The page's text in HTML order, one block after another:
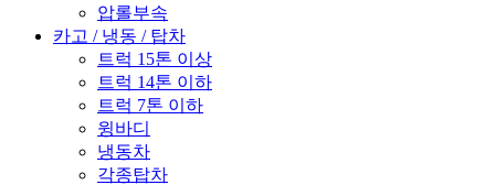
압롤부속
카고 / 냉동 / 탑차
트럭 15톤 이상
트럭 14톤 이하
트럭 7톤 이하
윙바디
냉동차
각종탑차